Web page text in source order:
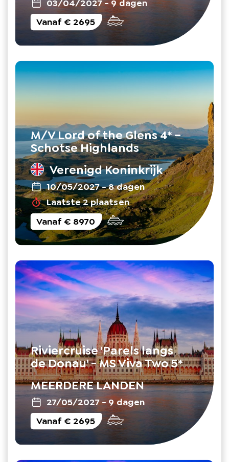
03/04/2027- 9 dagen
Vanaf€ 2695
M/V Lord of the Glens 4* –
Schotse Highlands
Verenigd Koninkrijk
10/05/2027-8 dagen
Laatste 2 plaatsen
Vanaf€ 8970
Riviercruise 'Parels langs
de Donau' - MS Viva Two 5*
MEERDERE LANDEN
27/05/2027-9 dagen
Vanaf€ 2695